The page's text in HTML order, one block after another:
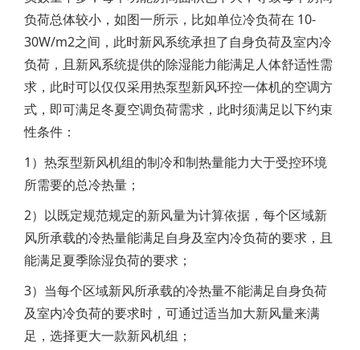
负荷总体较小，如图一所示，比如单位冷负荷在 10-
30W/m2之间，此时新风系统承担了自身负荷及室内冷
负荷，且新风系统提供的除湿能力能满足人体舒适性需
求，此时可以仅仅采用热泵型新风环控一体机的空调方
式，即可满足冬夏空调负荷需求，此时须满足以下约束
性条件：
1）热泵型新风机组的制冷和制热量能力大于受控环境
所需要的总冷热量；
2）以既定规范规定的新风量为计算依据，每个区域新
风所承载的冷热量能满足自身及室内冷负荷的要求，且
能满足夏季除湿负荷的要求；
3）当每个区域新风所承载的冷热量不能满足自身负荷
及室内冷负荷的要求时，可通过适当加大新风量来满
足，选择更大一款新风机组；